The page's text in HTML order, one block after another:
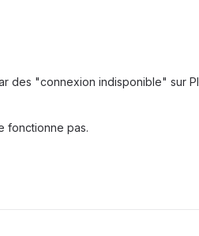
des "connexion indisponible" sur
fonctionne pas.